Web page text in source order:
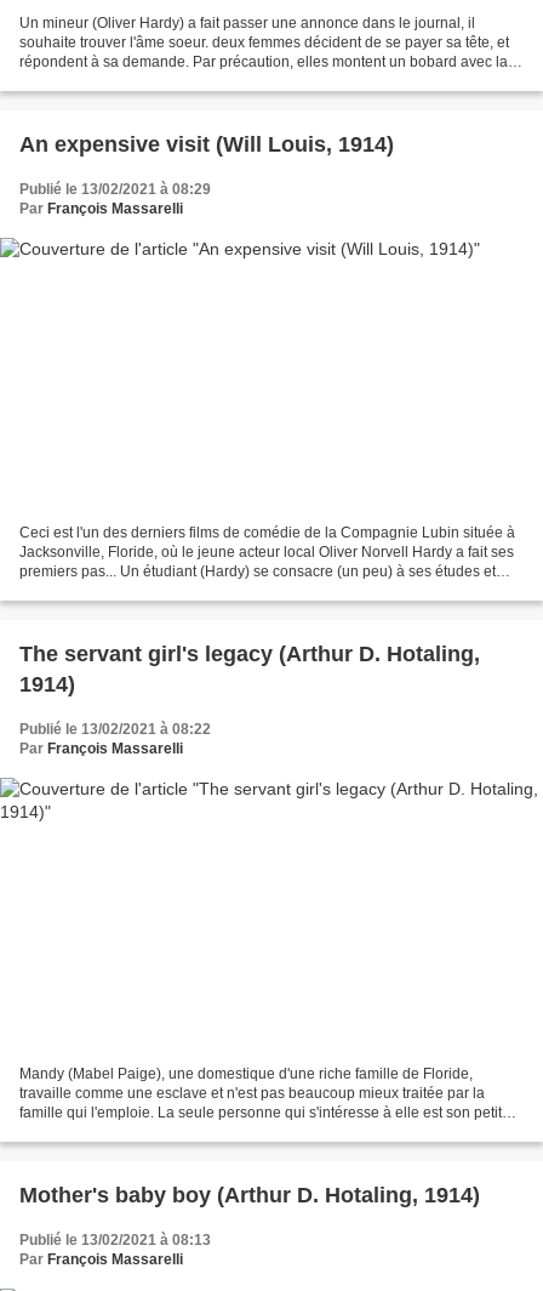
Un mineur (Oliver Hardy) a fait passer une annonce dans le journal, il
souhaite trouver l'âme soeur. deux femmes décident de se payer sa tête, et
répondent à sa demande. Par précaution, elles montent un bobard avec la
An expensive visit (Will Louis, 1914)
Publié le 13/02/2021 à 08:29
Par François Massarelli
Ceci est l'un des derniers films de comédie de la Compagnie Lubin située à
Jacksonville, Floride, où le jeune acteur local Oliver Norvell Hardy a fait ses
premiers pas... Un étudiant (Hardy) se consacre (un peu) à ses études et
The servant girl's legacy (Arthur D. Hotaling,
1914)
Publié le 13/02/2021 à 08:22
Par François Massarelli
Mandy (Mabel Paige), une domestique d'une riche famille de Floride,
travaille comme une esclave et n'est pas beaucoup mieux traitée par la
famille qui l'emploie. La seule personne qui s'intéresse à elle est son petit
Mother's baby boy (Arthur D. Hotaling, 1914)
Publié le 13/02/2021 à 08:13
Par François Massarelli